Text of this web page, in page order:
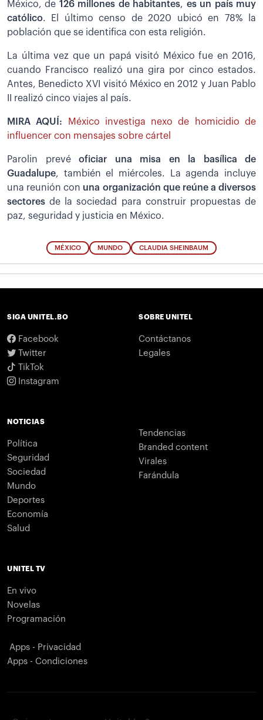
México, de 126 millones de habitantes, es un país muy
católico. El último censo de 2020 ubicó en 78% la
población que se identifica con esta religión.
La última vez que un papá visitó México fue en 2016,
cuando Francisco realizó una gira por cinco estados.
Antes, Benedicto XVI visitó México en 2012 y Juan Pablo
II realizó cinco viajes al país.
MIRA AQUÍ:
México investiga nexo de homicidio de
influencer con mensajes sobre cártel
Parolin prevé oficiar una misa en la basílica de
Guadalupe, también el miércoles. La agenda incluye
una reunión con una organización que reúne a diversos
sectoresde la sociedad para construir propuestas de
paz, seguridad y justicia en México.
MÉXICO MUNDO CLAUDIA SHEINBAUM
SIGA UNITEL.BO
Facebook
Twitter
TikTok
Instagram
SOBRE UNITEL
Contáctanos
Legales
NOTICIAS
Política
Seguridad
Sociedad
Mundo
Deportes
Economía
Salud
Tendencias
Branded content
Virales
Farándula
UNITEL TV
En vivo
Novelas
Programación
Apps - Privacidad
Apps - Condiciones